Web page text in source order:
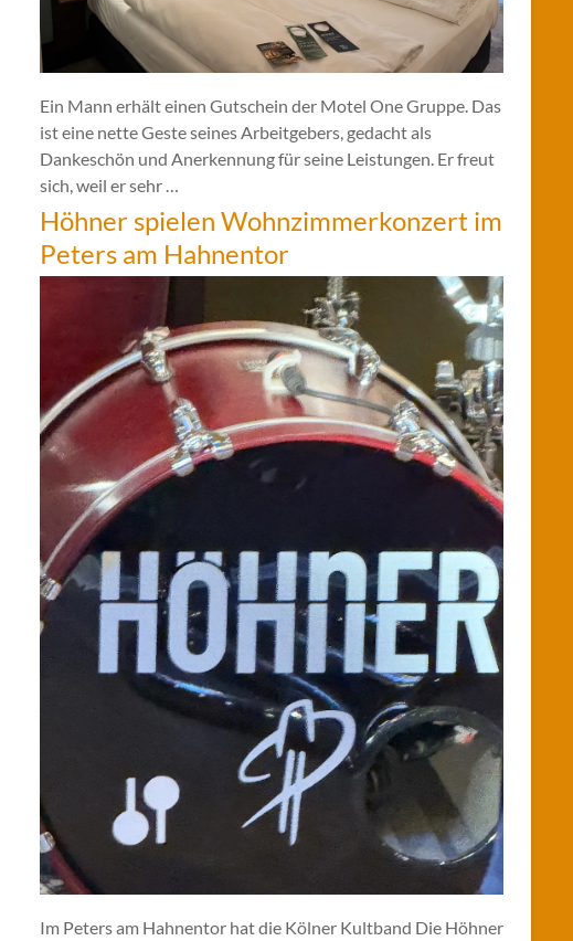
Ein Mann erhält einen Gutschein der Motel One Gruppe. Das
ist eine nette Geste seines Arbeitgebers, gedacht als
Dankeschön und Anerkennung für seine Leistungen. Er freut
sich, weil er sehr …
Höhner spielen Wohnzimmerkonzert im
Peters am Hahnentor
Im Peters am Hahnentor hat die Kölner Kultband Die Höhner